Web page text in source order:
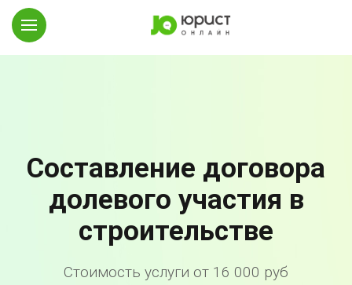
Составление договора
долевого участия в
строительстве
Стоимость услуги от 16 000 руб